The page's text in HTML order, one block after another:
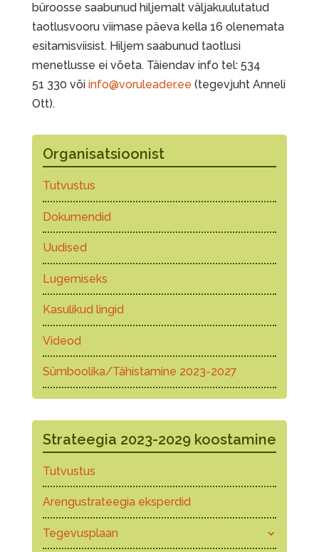
büroosse saabunud hiljemalt väljakuulutatud
taotlusvooru viimase päeva kella 16 olenemata
esitamisviisist. Hiljem saabunud taotlusi
menetlusse ei võeta. Täiendav info tel: 534
51 330 või info@voruleader.ee (tegevjuht Anneli
Ott).
Organisatsioonist
Tutvustus
Dokumendid
Uudised
Lugemiseks
Kasulikud lingid
Videod
Sümboolika/Tähistamine 2023-2027
Strateegia 2023-2029 koostamine
Tutvustus
Arengustrateegia eksperdid
Tegevusplaan